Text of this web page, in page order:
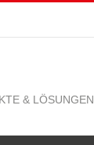
& LÖSUNGEN